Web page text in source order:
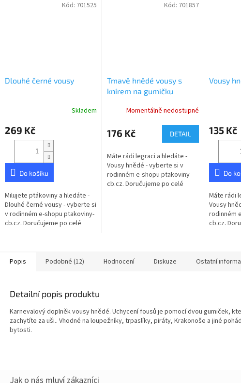
Dlouhé černé vousy
Skladem
269 Kč
Do košíku
Milujete ptákoviny a hledáte -
Dlouhé černé vousy - vyberte si
v rodinném e-shopu ptakoviny-
cb.cz. Doručujeme po celé
Kód: 701525
Tmavě hnědé vousy s
knírem na gumičku
Momentálně nedostupné
176 Kč DETAIL
Máte rádi legraci a hledáte -
Vousy hnědé - vyberte si v
rodinném e-shopu ptakoviny-
cb.cz. Doručujeme po celé
Kód: 701857
Vousy
135 Kč
Do
Máte rádi
Vousy
rodinném
cb.cz.
Popis Podobné (12) Hodnocení Diskuze Ostatní
Detailní popis produktu
Karnevalový doplněk vousy hnědé. Uchycení fousů je pomocí dvou gumiček,
zachytíte za uši.. Vhodné na loupežníky, trpaslíky, piráty, Krakonoše a jiné
bytosti.